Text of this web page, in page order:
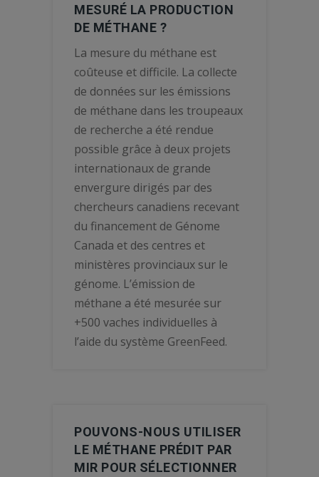
MESURÉ LA PRODUCTION
DE MÉTHANE ?
La mesure du méthane est
coûteuse et difficile. La collecte
de données sur les émissions
de méthane dans les troupeaux
de recherche a été rendue
possible grâce à deux projets
internationaux de grande
envergure dirigés par des
chercheurs canadiens recevant
du financement de Génome
Canada et des centres et
ministères provinciaux sur le
génome. L’émission de
méthane a été mesurée sur
+500 vaches individuelles à
l’aide du système GreenFeed.
POUVONS-NOUS UTILISER
LE MÉTHANE PRÉDIT PAR
MIR POUR SÉLECTIONNER